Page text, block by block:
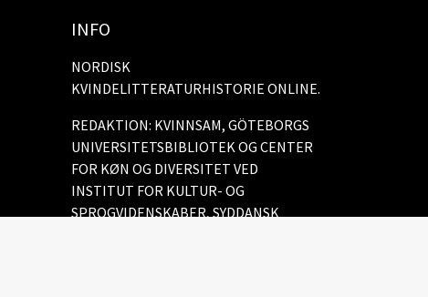
INFO
NORDISK
KVINDELITTERATURHISTORIE ONLINE.
REDAKTION: KVINNSAM, GÖTEBORGS
UNIVERSITETSBIBLIOTEK OG CENTER
FOR KØN OG DIVERSITET VED
INSTITUT FOR KULTUR- OG
SPROGVIDENSKABER, SYDDANSK